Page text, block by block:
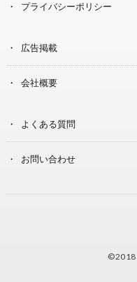
プライバシーポリシー
広告掲載
会社概要
よくある質問
お問い合わせ
©2018